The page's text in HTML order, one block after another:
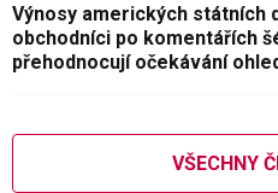
Výnosy amerických státních
obchodníci po komentářích
přehodnocují očekávání
VŠECHNY